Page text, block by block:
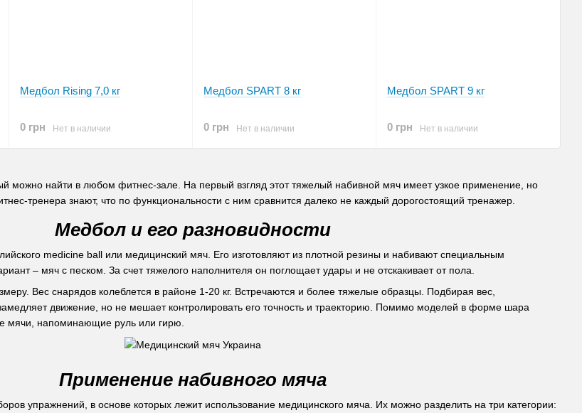
можно найти в любом фитнес-зале. На первый взгляд этот тяжелый набивной мяч имеет узкое применение, но
тренера знают, что по функциональности с ним сравнится далеко не каждый дорогостоящий тренажер.
Медбол и его разновидности
medicine ball или медицинский мяч. Его изготовляют из плотной резины и набивают специальным
– мяч с песком. За счет тяжелого наполнителя он поглощает удары и не отскакивает от пола.
Вес снарядов колеблется в районе 1-20 кг. Встречаются и более тяжелые образцы. Подбирая вес,
движение, но не мешает контролировать его точность и траекторию. Помимо моделей в форме шара
мячи, напоминающие руль или гирю.
Применение набивного мяча
упражнений, в основе которых лежит использование медицинского мяча. Их можно разделить на три категории:
Медбол Rising 7,0 кг
0 грн Нет в наличии
Медбол SPART 8 кг
0 грн Нет в наличии
Медбол SPART 9 кг
0 грн Нет в наличии